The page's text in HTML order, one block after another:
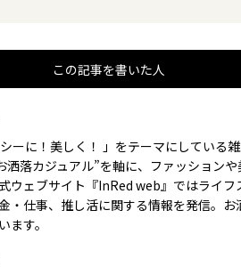
この記事を書いた人
シーに！美しく！ 」をテーマにしている
洒落カジュアル”を軸に、ファッション
ウェブサイト『InRed web』ではライ
・仕事、推し活に関する情報を発信。
ます。